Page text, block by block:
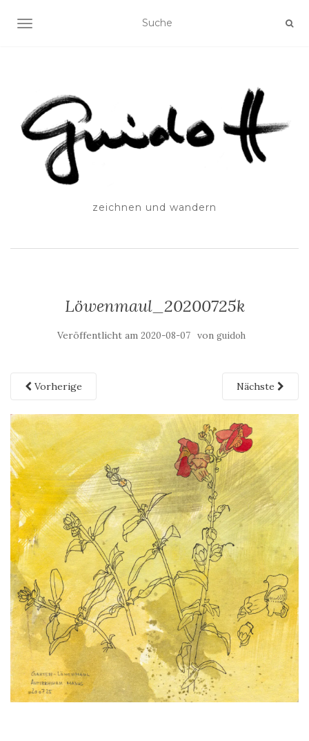
SCHALTE NAVIGATION
zeichnen und wandern
Löwenmaul_20200725k
Veröffentlicht am 2020-08-07 von guidoh
Vorherige Nächste